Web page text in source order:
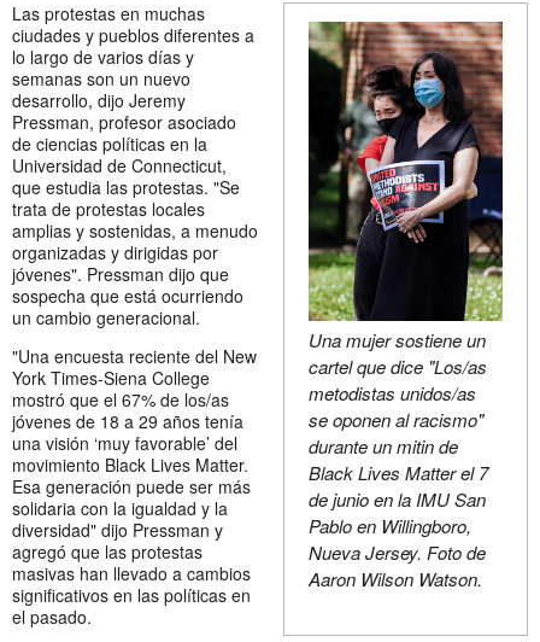
Una mujer sostiene un
cartel que dice "Los/as
metodistas unidos/as
se oponen al racismo"
durante un mitin de
Black Lives Matter el 7
de junio en la IMU San
Pablo en Willingboro,
Nueva Jersey. Foto de
Aaron Wilson Watson.
Las protestas en muchas
ciudades y pueblos diferentes a
lo largo de varios días y
semanas son un nuevo
desarrollo, dijo Jeremy
Pressman, profesor asociado
de ciencias políticas en la
Universidad de Connecticut,
que estudia las protestas. "Se
trata de protestas locales
amplias y sostenidas, a menudo
organizadas y dirigidas por
jóvenes". Pressman dijo que
sospecha que está ocurriendo
un cambio generacional.
"Una encuesta reciente del New
York Times-Siena College
mostró que el 67% de los/as
jóvenes de 18 a 29 años tenía
una visión ‘muy favorable’ del
movimiento Black Lives Matter.
Esa generación puede ser más
solidaria con la igualdad y la
diversidad" dijo Pressman y
agregó que las protestas
masivas han llevado a cambios
significativos en las políticas en
el pasado.